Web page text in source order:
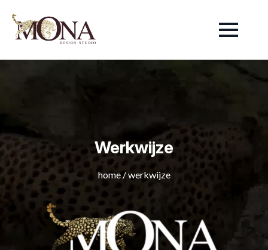
Werkwijze
home/werkwijze